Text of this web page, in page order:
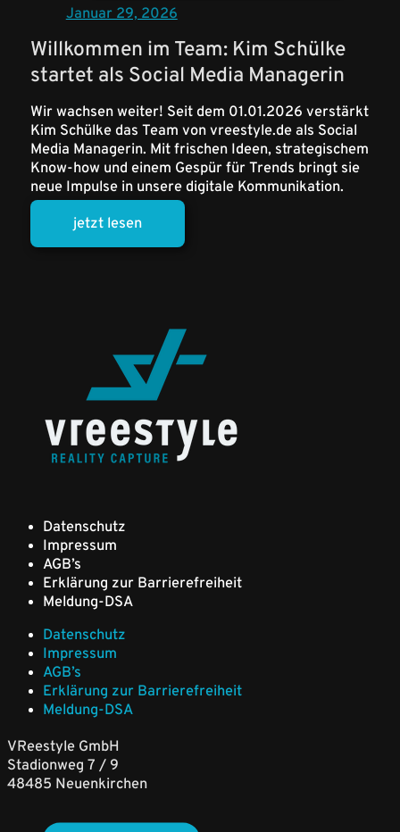
Januar 29, 2026
Willkommen im Team: Kim Schülke
startet als Social Media Managerin
Wir wachsen weiter! Seit dem 01.01.2026 verstärkt
Kim Schülke das Team von vreestyle.de als Social
Media Managerin. Mit frischen Ideen, strategischem
Know-how und einem Gespür für Trends bringt sie
neue Impulse in unsere digitale Kommunikation.
jetzt lesen
Datenschutz
Impressum
AGB’s
Erklärung zur Barrierefreiheit
Meldung-DSA
Datenschutz
Impressum
AGB’s
Erklärung zur Barrierefreiheit
Meldung-DSA
VReestyle GmbH
Stadionweg 7 / 9
48485 Neuenkirchen